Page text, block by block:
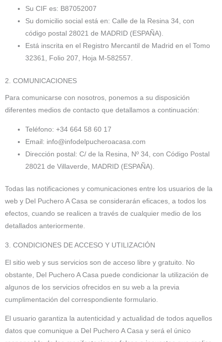
Su CIF es: B87052007
Su domicilio social está en: Calle de la Resina 34, con
código postal 28021 de MADRID (ESPAÑA).
Está inscrita en el Registro Mercantil de Madrid en el Tomo
32361, Folio 207, Hoja M-582557.
2. COMUNICACIONES
Para comunicarse con nosotros, ponemos a su disposición
diferentes medios de contacto que detallamos a continuación:
Teléfono: +34 664 58 60 17
Email: info@infodelpucheroacasa.com
Dirección postal: C/ de la Resina, Nº 34, con Código Postal
28021 de Villaverde, MADRID (ESPAÑA).
Todas las notificaciones y comunicaciones entre los usuarios de la
web y Del Puchero A Casa se considerarán eficaces, a todos los
efectos, cuando se realicen a través de cualquier medio de los
detallados anteriormente.
3. CONDICIONES DE ACCESO Y UTILIZACIÓN
El sitio web y sus servicios son de acceso libre y gratuito. No
obstante, Del Puchero A Casa puede condicionar la utilización de
algunos de los servicios ofrecidos en su web a la previa
cumplimentación del correspondiente formulario.
El usuario garantiza la autenticidad y actualidad de todos aquellos
datos que comunique a Del Puchero A Casa y será el único